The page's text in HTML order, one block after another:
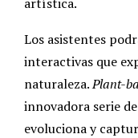
Los asistentes
interactivas que
naturaleza.Plant-
innovadora serie
evoluciona y